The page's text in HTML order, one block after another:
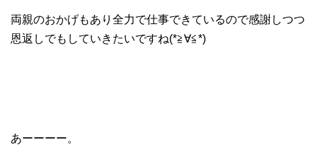
両親のおかげもあり全力で仕事できているので感謝しつつ
恩返しでもしていきたいですね(*≧∀≦*)
あーーーー。